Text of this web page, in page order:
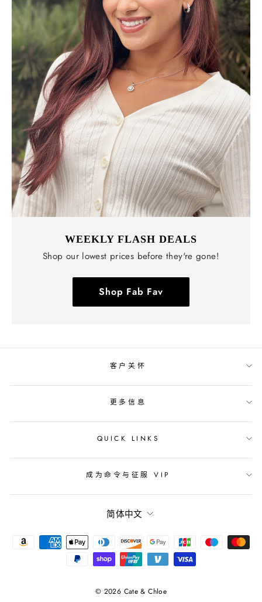
WEEKLY FLASH DEALS
Shop our lowest prices before they're gone!
Shop Fab Fav
客户关怀
更多信息
QUICK LINKS
成为命令与征服 VIP
语
言
简体中文
© 2026 Cate & Chloe